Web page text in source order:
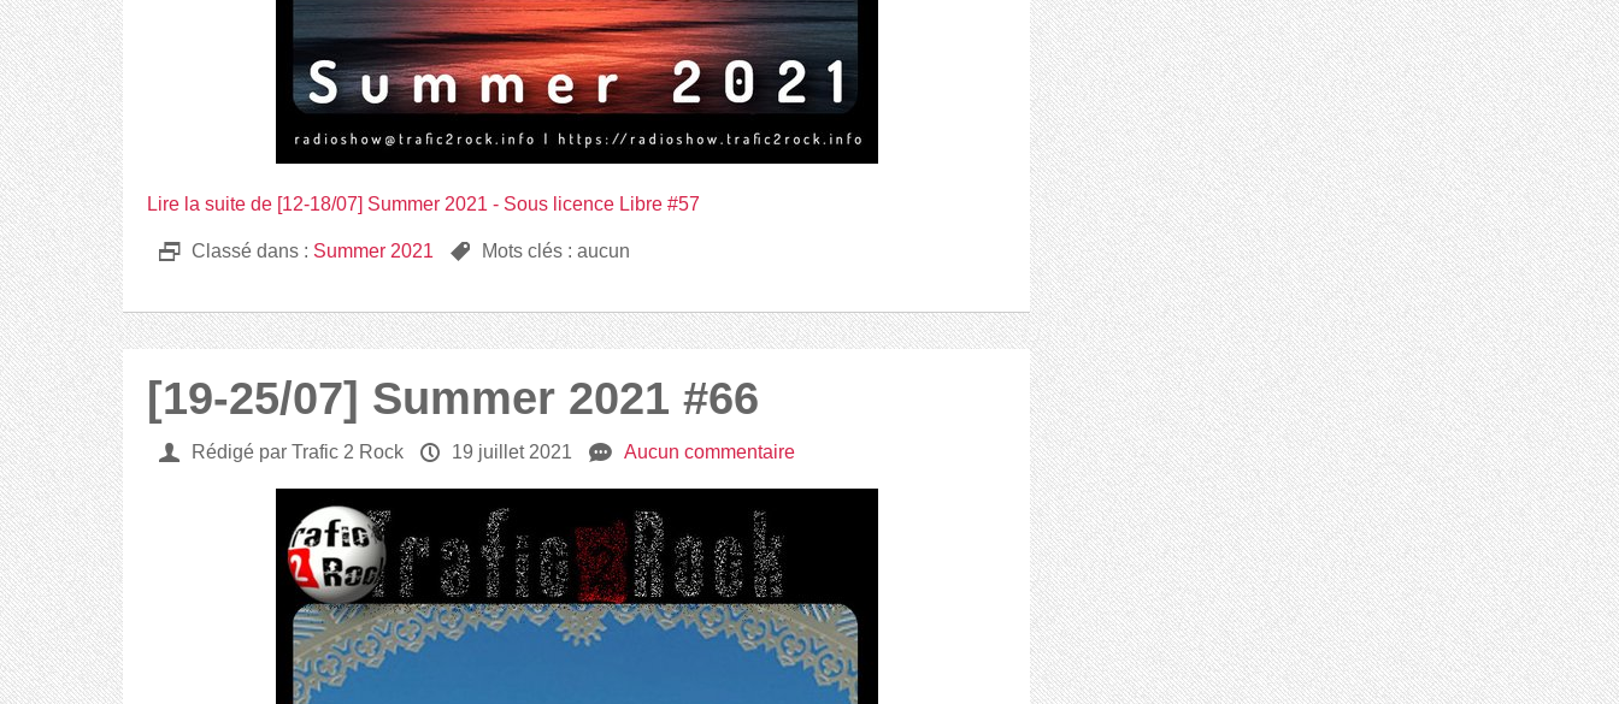
Lire la suite de [12-18/07] Summer 2021 - Sous licence Libre #57
D Classé dans : Summer 2021 , Mots clés : aucun
[19-25/07] Summer 2021 #66
U Rédigé par Trafic 2 Rock P 19 juillet 2021 e Aucun commentaire